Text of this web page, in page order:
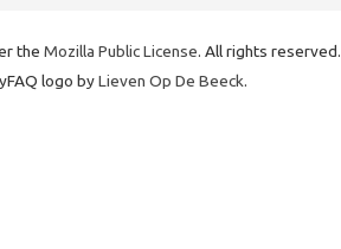
theMozilla Public License. All rights reserved.
logo byLieven Op De Beeck.